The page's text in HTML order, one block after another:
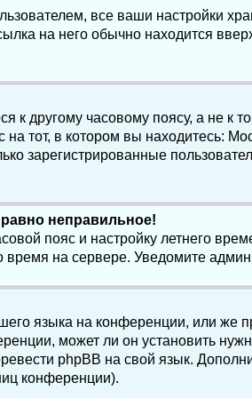
все ваши настройки
на него обычно находится
к другому часовому поясу, а не к
тот, в котором вы находитесь:
зарегистрированные
неправильное!
пояс и настройку летнего
время на сервере. Уведомите
языка на конференции, или же
может ли он установить
phpBB на свой язык.
конференции).